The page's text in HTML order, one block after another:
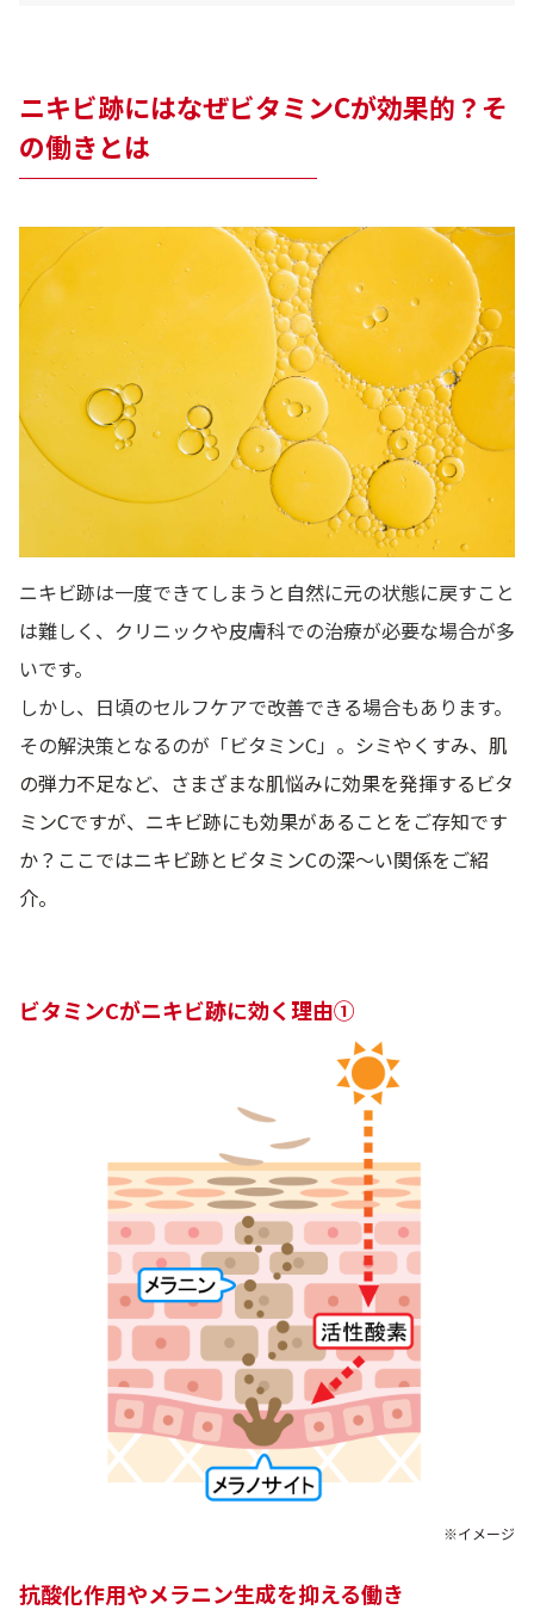
ニキビ跡にはなぜビタミンCが効果的？そ
の働きとは
ニキビ跡は一度できてしまうと自然に元の状態に戻すこと
は難しく、クリニックや皮膚科での治療が必要な場合が多
いです。
しかし、日頃のセルフケアで改善できる場合もあります。
その解決策となるのが「ビタミンC」。 シミやくすみ、肌
の弾力不足など、さまざまな肌悩みに効果を発揮するビタ
ミンCですが、ニキビ跡にも効果があることをご存知です
か？ここではニキビ跡とビタミンCの深〜い関係をご紹
介。
ビタミンCがニキビ跡に効く理由①
※イメージ
抗酸化作用やメラニン生成を抑える働き